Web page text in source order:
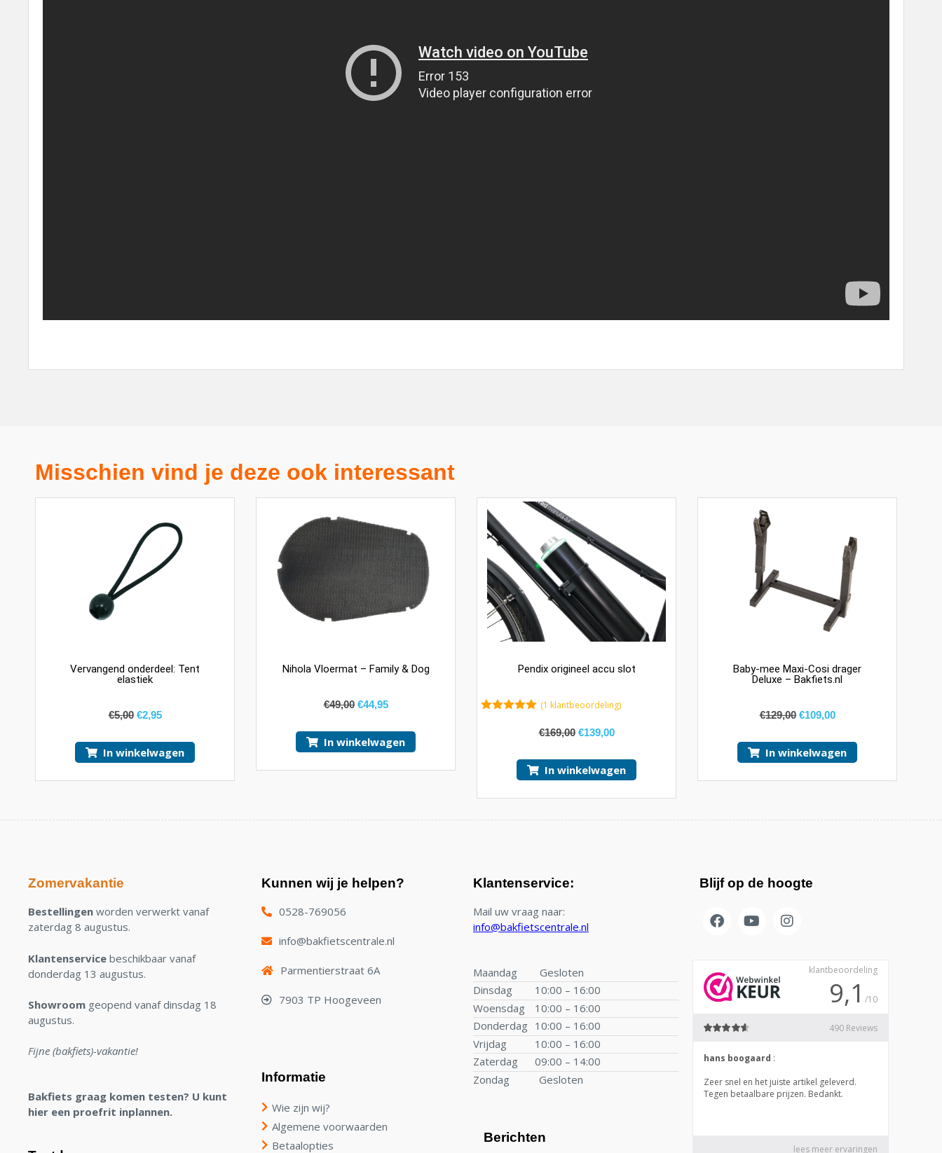
Misschien vind je deze ook interessant
Vervangend onderdeel: Tent
elastiek
€5,00 €2,95
In winkelwagen
Nihola Vloermat – Family & Dog
€49,00 €44,95
In winkelwagen
Pendix origineel accu slot
(1 klantbeoordeling)
€169,00 €139,00
In winkelwagen
Baby-mee Maxi-Cosi drager
Deluxe – Bakfiets.nl
€129,00 €109,00
In winkelwagen
Zomervakantie
Bestellingen worden verwerkt vanaf
zaterdag 8 augustus.
Klantenservice beschikbaar vanaf
donderdag 13 augustus.
Showroom geopend vanaf dinsdag 18
augustus.
Fijne (bakfiets)-vakantie!
Bakfiets graag komen testen? U kunt
hier een proefrit inplannen.
Kunnen wij je helpen?
0528-769056
info@bakfietscentrale.nl
Parmentierstraat 6A
7903 TP Hoogeveen
Informatie
Wie zijn wij?
Algemene voorwaarden
Betaalopties
Klantenservice:
Mail uw vraag naar:
info@bakfietscentrale.nl
Maandag
Gesloten
Dinsdag
10:00 – 16:00
Woensdag
10:00 – 16:00
Donderdag 10:00 – 16:00
Vrijdag
10:00 – 16:00
Zaterdag
09:00 – 14:00
Zondag
Gesloten
Berichten
Blijf op de hoogte